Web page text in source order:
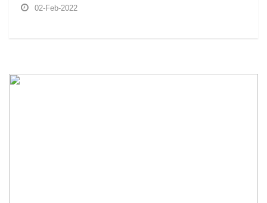
02-Feb-2022